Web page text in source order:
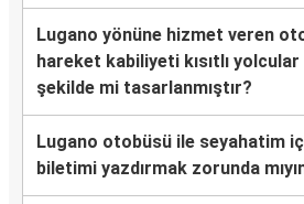
Lugano yönüne hizmet veren
hareket kabiliyeti kısıtlı
şekilde mi tasarlanmıştır?
Lugano otobüsü ile seyahatim
biletimi yazdırmak zorunda